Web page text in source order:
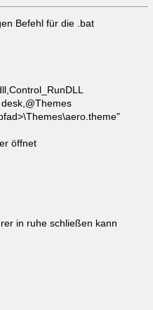
Befehl für die .bat
öffnet
in ruhe schließen kann